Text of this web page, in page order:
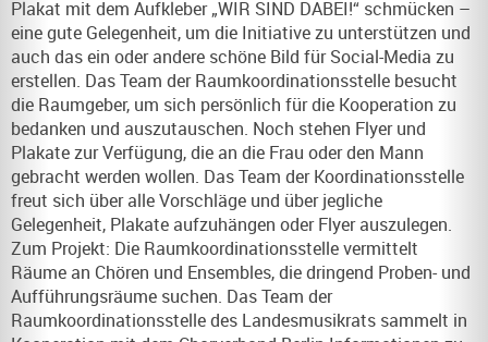
Plakat mit dem Aufkleber „WIR SIND DABEI!“ schmücken –
eine gute Gelegenheit, um die Initiative zu unterstützen und
auch das ein oder andere schöne Bild für Social-Media zu
erstellen. Das Team der Raumkoordinationsstelle besucht
die Raumgeber, um sich persönlich für die Kooperation zu
bedanken und auszutauschen. Noch stehen Flyer und
Plakate zur Verfügung, die an die Frau oder den Mann
gebracht werden wollen. Das Team der Koordinationsstelle
freut sich über alle Vorschläge und über jegliche
Gelegenheit, Plakate aufzuhängen oder Flyer auszulegen.
Zum Projekt: Die Raumkoordinationsstelle vermittelt
Räume an Chören und Ensembles, die dringend Proben- und
Aufführungsräume suchen. Das Team der
Raumkoordinationsstelle des Landesmusikrats sammelt in